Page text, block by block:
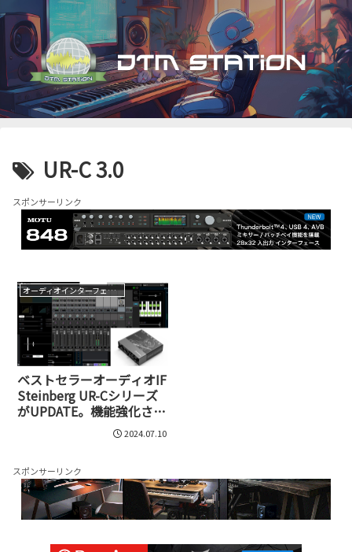
UR-C 3.0
スポンサーリンク
オーディオインターフェイス
ベストセラーオーディオIF
Steinberg UR-Cシリーズ
がUPDATE。機能強化され
たUR-C V3.0の実力2024.07.10
スポンサーリンク